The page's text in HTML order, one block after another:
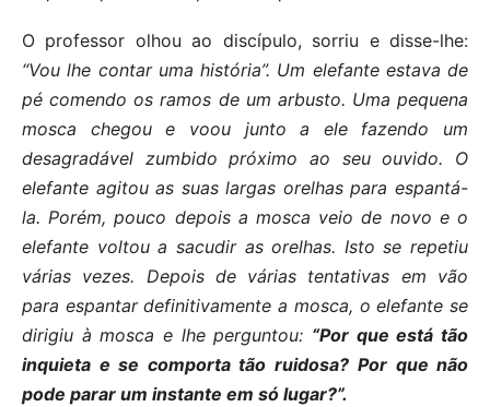
O professor olhou ao discípulo, sorriu e disse-lhe:
“Vou lhe contar uma história”. Um elefante estava de
pé comendo os ramos de um arbusto. Uma pequena
mosca chegou e voou junto a ele fazendo um
desagradável zumbido próximo ao seu ouvido. O
elefante agitou as suas largas orelhas para espantá-
la. Porém, pouco depois a mosca veio de novo e o
elefante voltou a sacudir as orelhas. Isto se repetiu
várias vezes. Depois de várias tentativas em vão
para espantar definitivamente a mosca, o elefante se
dirigiu à mosca e lhe perguntou: “Por que está tão
inquieta e se comporta tão ruidosa? Por que não
pode parar um instante em só lugar?”.